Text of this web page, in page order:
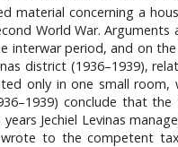
material concerning a
World War.
interwar period, and on
district (1936–1939),
only in one small
conclude that
Jechiel Levinas
wrote to the competent